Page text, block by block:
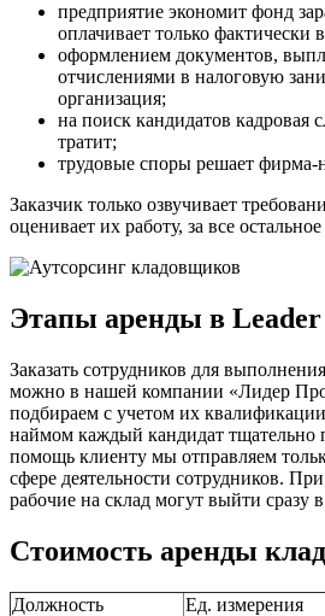
предприятие экономит фонд
оплачивает только
оформлением документов,
отчислениями в налоговую
организация;
на поиск кандидатов кадровая
тратит;
трудовые споры решает фирма-
Заказчик только озвучивает
оценивает их работу, за все остальное
Этапы аренды в
Заказать сотрудников для
можно в нашей компании «Лидер
подбираем с учетом их
наймом каждый кандидат тщательно
помощь клиенту мы отправляем
сфере деятельности сотрудников.
рабочие на склад могут выйти сразу
Стоимость аренды
Должность Ед. измерения